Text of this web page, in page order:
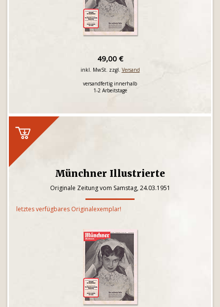
49,00 €
inkl. MwSt. zzgl. Versand
versandfertig innerhalb
1-2 Arbeitstage
Münchner Illustrierte
Originale Zeitung vom Samstag, 24.03.1951
letztes verfügbares Originalexemplar!